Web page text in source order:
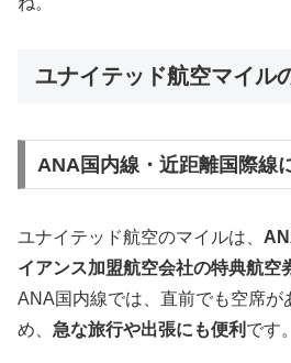
ユナイテッド航空マイル
ANA国内線・近距離国際線
ユナイテッド航空のマイルは、
イアンス加盟航空会社の特典航空
ANA国内線では、直前でも空席が
め、 急な旅行や出張にも便利 です。